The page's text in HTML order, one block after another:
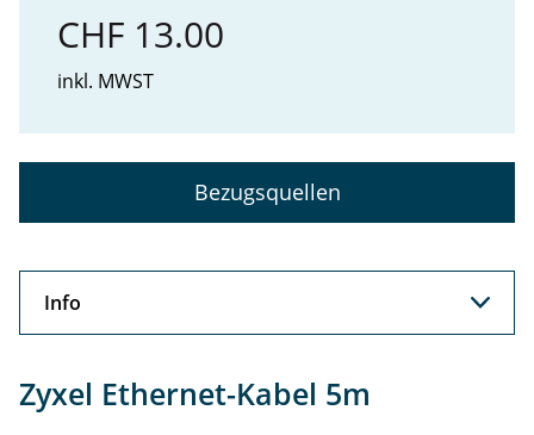
CHF 13.00
inkl. MWST
Bezugsquellen
Info
Support
Zyxel Ethernet-Kabel 5m